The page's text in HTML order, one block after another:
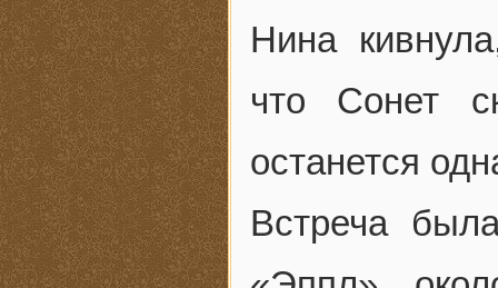
Нина
что Сонет
останется
Встреча